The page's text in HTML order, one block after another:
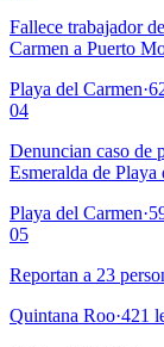
Fallece trabajador
Carmen a Puerto
Playa del Carmen·
04
Denuncian caso de
Esmeralda de Playa
Playa del Carmen·
05
Reportan a 23
Quintana Roo·421